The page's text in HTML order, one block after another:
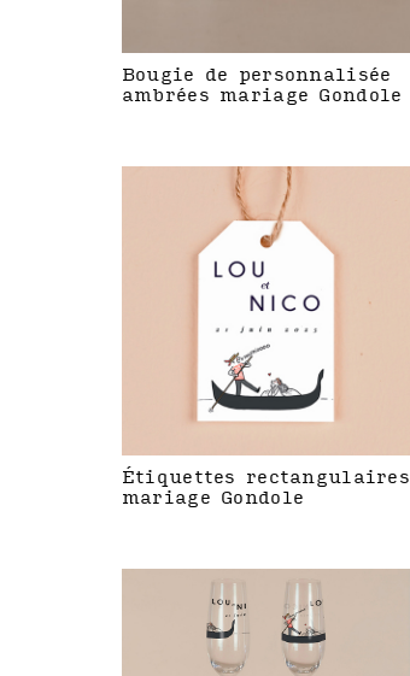
Bougie de personnalisée
ambrées mariage Gondole
Étiquettes rectangulaires
mariage Gondole